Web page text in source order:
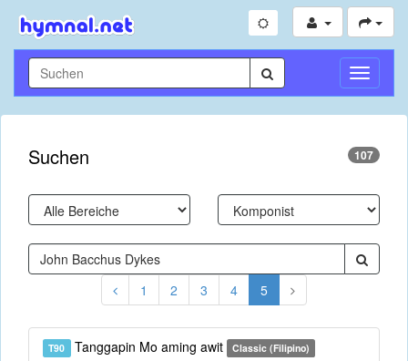
Suchen 107
1 2 3 4 5
T90 Tanggapin Mo aming awit Classic (Filipino)